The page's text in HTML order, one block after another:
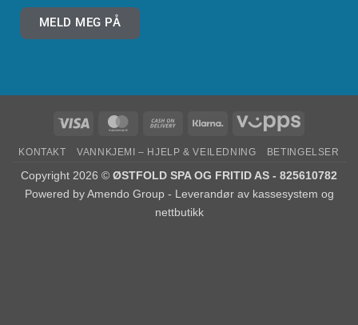
MELD MEG PÅ
KONTAKT VANNKJEMI – HJELP & VEILEDNING BETINGELSER
Copyright 2026 © ØSTFOLD SPA OG FRITID AS - 825610782
Powered byAmendo Group - Leverandør av kassesystem og
nettbutikk